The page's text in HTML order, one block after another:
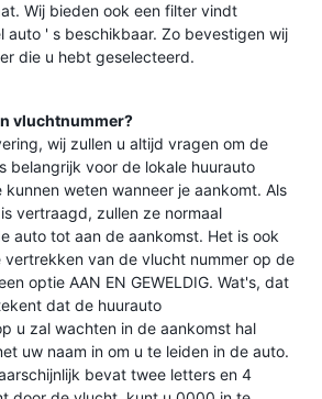
Wij bieden ook een filter vindt
auto ' s beschikbaar. Zo bevestigen wij
die u hebt geselecteerd.
vluchtnummer?
wij zullen u altijd vragen om de
belangrijk voor de lokale huurauto
weten wanneer je aankomt. Als
vertraagd, zullen ze normaal
auto tot aan de aankomst. Het is ook
vertrekken van de vlucht nummer op de
optie AAN EN GEWELDIG. Wat's, dat
dat de huurauto
u zal wachten in de aankomst hal
uw naam in om u te leiden in de auto.
bevat twee letters en 4